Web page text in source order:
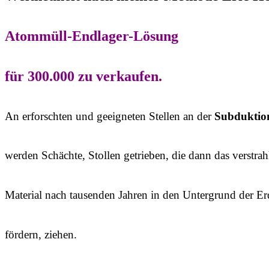
Atommüll-Endlager-Lösung
für 300.000 zu verkaufen.
An erforschten und geeigneten Stellen an der
werden Schächte, Stollen getrieben, die dann das
Material nach tausenden Jahren in den Untergrund der
fördern, ziehen.